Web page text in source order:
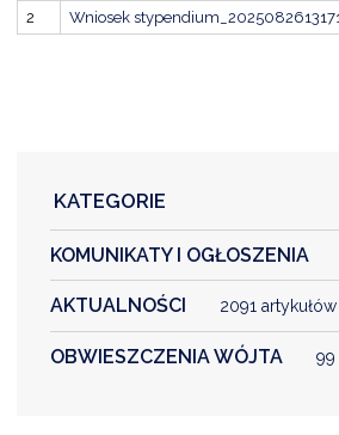
2
Wniosek
KATEGORIE
KOMUNIKATY I OGŁOSZENIA
AKTUALNOŚCI 2091 artykułów
OBWIESZCZENIA WÓJTA 99